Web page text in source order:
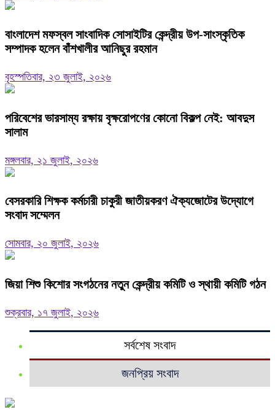
বাংলাদেশ মফস্বল সাংবাদিক সোসাইটির কেন্দ্রীয় উপ-সাংস্কৃতিক
সম্পাদক হলেন বাঁশখালীর আনিছুর রহমান
বৃহস্পতিবার, ২৩ জুলাই, ২০২৬
পরিবেশের ভারসাম্য রক্ষায় বৃক্ষরোপণের কোনো বিকল্প নেই: আবদুস
সালাম
মঙ্গলবার, ২১ জুলাই, ২০২৬
বেসরকারি শিক্ষক কর্মচারী চাকুরী জাতীয়করণ ঐক্যজোটের উদ্যোগে
সংবাদ সম্মেলন
সোমবার, ২০ জুলাই, ২০২৬
জিয়া শিশু কিশোর সংগঠনের নতুন কেন্দ্রীয় কমিটি ও স্থায়ী কমিটি গঠন
শুক্রবার, ১৭ জুলাই, ২০২৬
সর্বশেষ সংবাদ
জনপ্রিয় সংবাদ